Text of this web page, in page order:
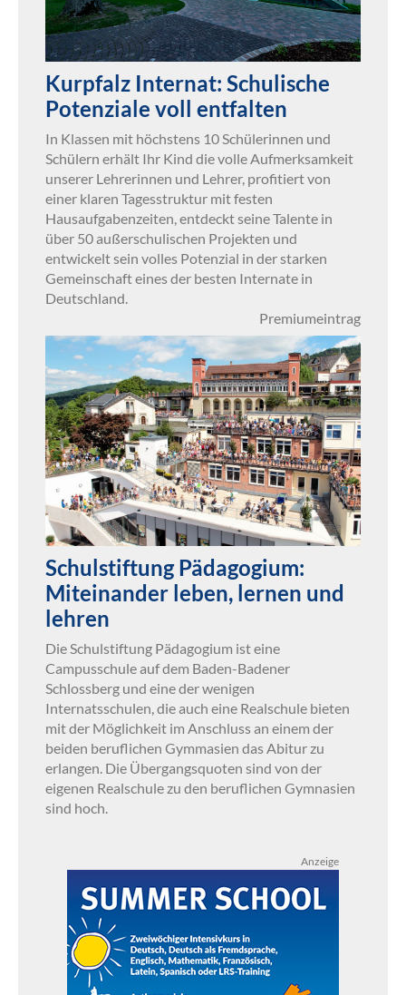
Kurpfalz Internat: Schulische
Potenziale voll entfalten
In Klassen mit höchstens 10 Schülerinnen und
Schülern erhält Ihr Kind die volle Aufmerksamkeit
unserer Lehrerinnen und Lehrer, profitiert von
einer klaren Tagesstruktur mit festen
Hausaufgabenzeiten, entdeckt seine Talente in
über 50 außerschulischen Projekten und
entwickelt sein volles Potenzial in der starken
Gemeinschaft eines der besten Internate in
Deutschland.
Premiumeintrag
Schulstiftung Pädagogium:
Miteinander leben, lernen und
lehren
Die Schulstiftung Pädagogium ist eine
Campusschule auf dem Baden-Badener
Schlossberg und eine der wenigen
Internatsschulen, die auch eine Realschule bieten
mit der Möglichkeit im Anschluss an einem der
beiden beruflichen Gymmasien das Abitur zu
erlangen. Die Übergangsquoten sind von der
eigenen Realschule zu den beruflichen Gymnasien
sind hoch.
Anzeige